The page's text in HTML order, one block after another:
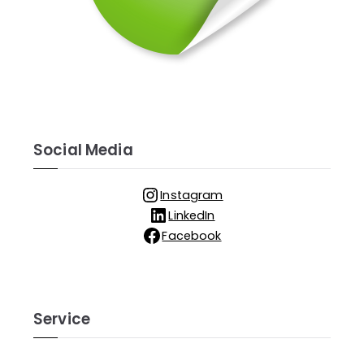
Social Media
Instagram
LinkedIn
Facebook
Service